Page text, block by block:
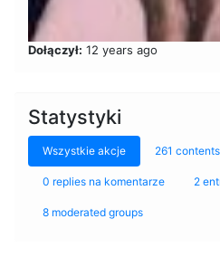
Dołączył: 12 years ago
Statystyki
Wszystkie akcje 261 contents
0 replies na komentarze 2
8 moderated groups